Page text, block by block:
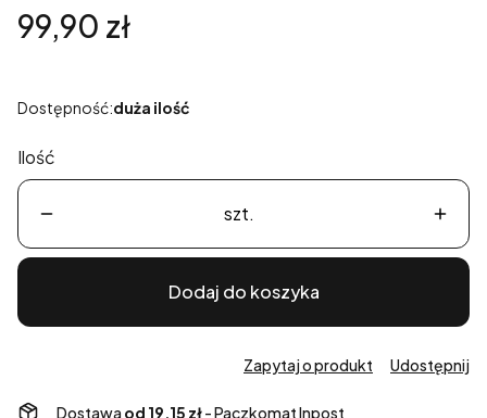
Cena
99,90 zł
Dostępność:duża ilość
Ilość
szt.
Dodaj do koszyka
Zapytaj o produkt Udostępnij
Dostawa od 19,15 zł- Paczkomat Inpost